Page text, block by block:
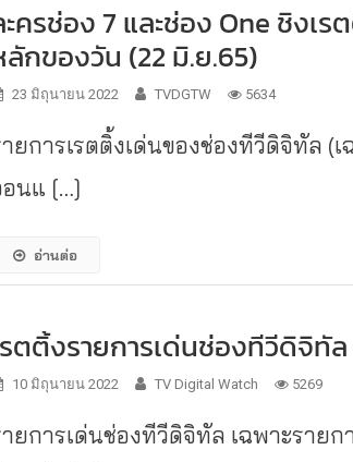
ครช่อง 7 และช่อง One ชิงเร
กของวัน (22 มิ.ย.65)
23 มิถุนายน 2022 TVDGTW 5634
ยการเรตติ้งเด่นของช่องทีวีดิจิทัล (
นแ […]
อ่านต่อ
ตติ้งรายการเด่นช่องทีวีดิจิทั
10 มิถุนายน 2022 TV Digital Watch 5269
ยการเด่นช่องทีวีดิจิทัล เฉพาะราย